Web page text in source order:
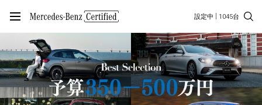
設定中 1045台